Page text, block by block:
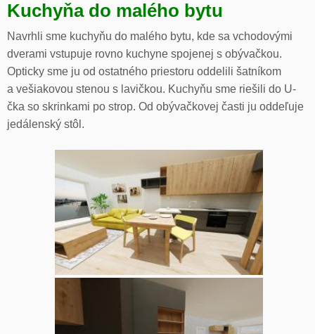
Kuchyňa do malého bytu
Navrhli sme kuchyňu do malého bytu, kde sa vchodovými
dverami vstupuje rovno kuchyne spojenej s obývačkou.
Opticky sme ju od ostatného priestoru oddelili šatníkom
a vešiakovou stenou s lavičkou. Kuchyňu sme riešili do U-
čka so skrinkami po strop. Od obývačkovej časti ju oddeľuje
jedálenský stôl.